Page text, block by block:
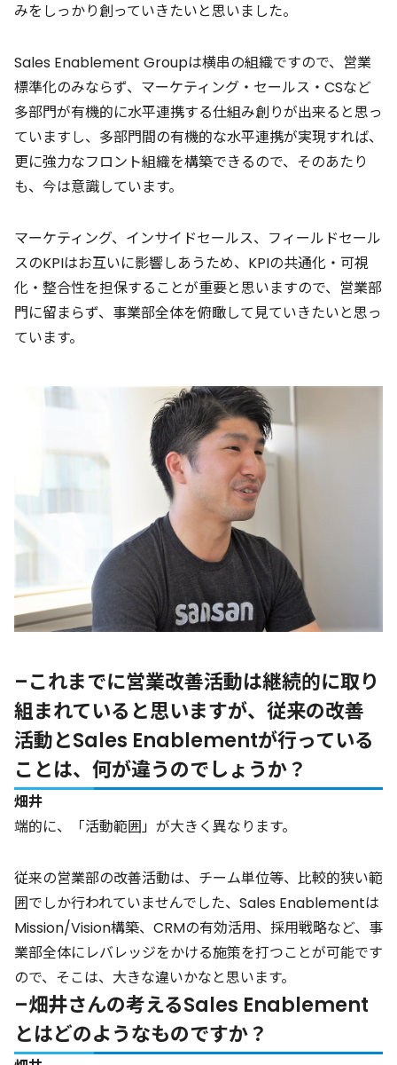
みをしっかり創っていきたいと思いました。
Sales Enablement Groupは横串の組織ですので、営業
標準化のみならず、マーケティング・セールス・CSなど
多部門が有機的に水平連携する仕組み創りが出来ると思っ
ていますし、多部門間の有機的な水平連携が実現すれば、
更に強力なフロント組織を構築できるので、そのあたり
も、今は意識しています。
マーケティング、インサイドセールス、フィールドセール
スのKPIはお互いに影響しあうため、KPIの共通化・可視
化・整合性を担保することが重要と思いますので、営業部
門に留まらず、事業部全体を俯瞰して見ていきたいと思っ
ています。
–これまでに営業改善活動は継続的に取り
組まれていると思いますが、従来の改善
活動とSales Enablementが行っている
ことは、何が違うのでしょうか？
畑井
端的に、「活動範囲」が大きく異なります。
従来の営業部の改善活動は、チーム単位等、比較的狭い範
囲でしか行われていませんでした、Sales Enablementは
Mission/Vision構築、CRMの有効活用、採用戦略など、事
業部全体にレバレッジをかける施策を打つことが可能です
ので、そこは、大きな違いかなと思います。
–畑井さんの考えるSales Enablement
とはどのようなものですか？